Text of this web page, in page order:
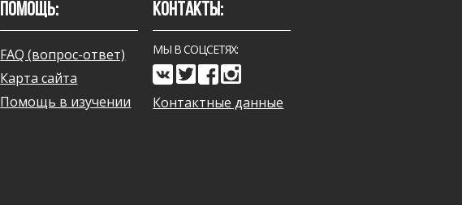
ПОМОЩЬ:
FAQ (вопрос-ответ)
Карта сайта
Помощь в изучении
КОНТАКТЫ:
МЫ В СОЦСЕТЯХ:
Контактные данные